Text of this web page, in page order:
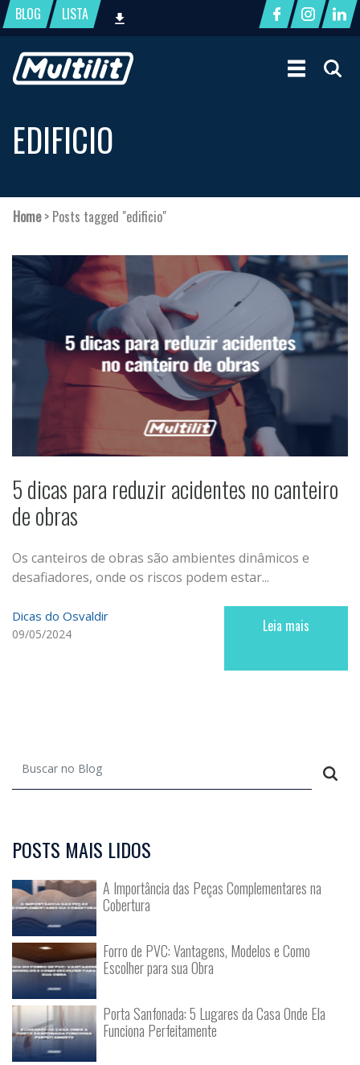
BLOG LISTA
EDIFICIO
Home> Posts tagged "edificio"
5 dicas para reduzir acidentes no canteiro
de obras
Os canteiros de obras são ambientes dinâmicos e
desafiadores, onde os riscos podem estar...
Dicas do Osvaldir
09/05/2024 Leia mais
POSTS MAIS LIDOS
A Importância das Peças Complementares na
Cobertura
Forro de PVC: Vantagens, Modelos e Como
Escolher para sua Obra
Porta Sanfonada: 5 Lugares da Casa Onde Ela
Funciona Perfeitamente